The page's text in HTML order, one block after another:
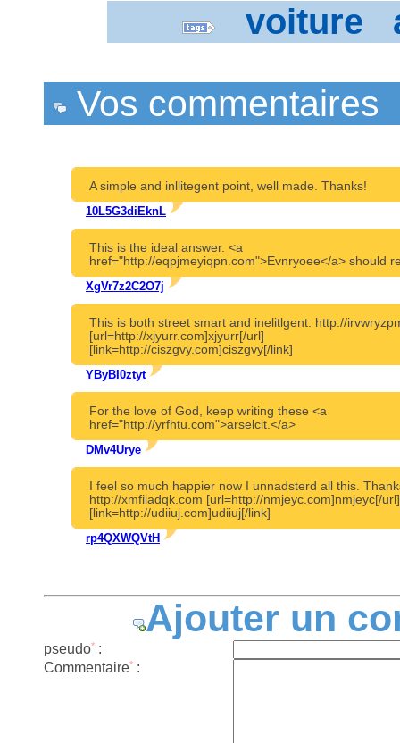
voiture
Vos commentaires
A simple and inllitegent point, well made. Thanks!
10L5G3diEknL
This is the ideal answer. <a
href="http://eqpjmeyiqpn.com">Evnryoee</a> should
XgVr7z2C2O7j
This is both street smart and inelitlgent. http://
[url=http://xjyurr.com]xjyurr[/url]
[link=http://ciszgvy.com]ciszgvy[/link]
YByBI0ztyt
For the love of God, keep writing these <a
href="http://yrfhtu.com">arselcit.</a>
DMv4Urye
I feel so much happier now I unnadsterd all this.
http://xmfiiadqk.com [url=http://nmjeyc.com]nmjeyc[/url]
[link=http://udiiuj.com]udiiuj[/link]
rp4QXWQVtH
Ajouter un
pseudo* :
Commentaire* :